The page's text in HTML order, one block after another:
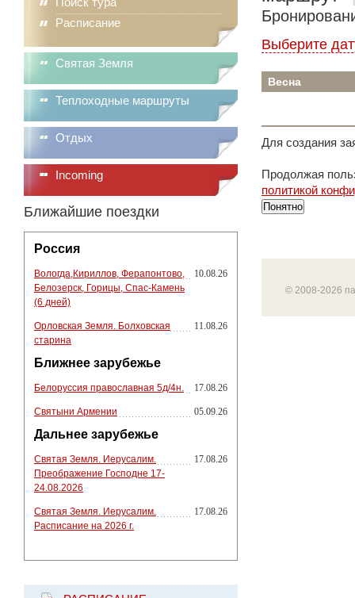
Расписание
Святая Земля
Теплоходные маршруты
Отдых
Incoming
Ближайшие поездки
Россия
Вологда,Кириллов, Ферапонтово,
Белозерск, Горицы, Спас-Камень
(6 дней)
10.08.26
Орловская Земля. Болховская
старина
11.08.26
Ближнее зарубежье
Белоруссия православная 5д/4н. 17.08.26
Святыни Армении 05.09.26
Дальнее зарубежье
Святая Земля. Иерусалим.
Преображение Господне 17-
24.08.2026
17.08.26
Святая Земля. Иерусалим.
Расписание на 2026 г.
17.08.26
Выберите
Весна
Для создания
Продолжая
политикой
Понятно
© 2008-2026